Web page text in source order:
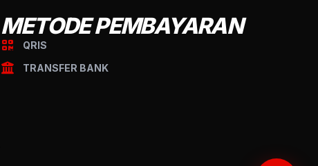
METODE PEMBAYARAN
QRIS
TRANSFER BANK